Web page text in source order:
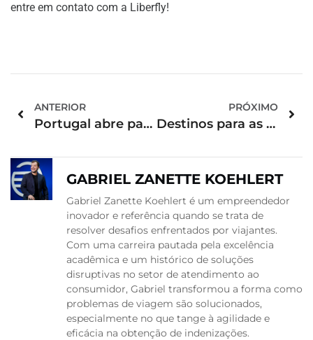
entre em contato com a Liberfly!
ANTERIOR
Portugal abre para brasileiros!
PRÓXIMO
Destinos para as suas férias de verão
GABRIEL ZANETTE KOEHLERT
Gabriel Zanette Koehlert é um empreendedor
inovador e referência quando se trata de
resolver desafios enfrentados por viajantes.
Com uma carreira pautada pela excelência
acadêmica e um histórico de soluções
disruptivas no setor de atendimento ao
consumidor, Gabriel transformou a forma como
problemas de viagem são solucionados,
especialmente no que tange à agilidade e
eficácia na obtenção de indenizações.